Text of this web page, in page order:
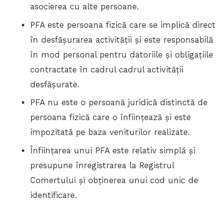
asocierea cu alte persoane.
PFA este persoana fizică care se implică direct
în desfășurarea activității și este responsabilă
în mod personal pentru datoriile și obligațiile
contractate în cadrul cadrul activității
desfășurate.
PFA nu este o persoană juridică distinctă de
persoana fizică care o înființează și este
impozitată pe baza veniturilor realizate.
Înființarea unui PFA este relativ simplă și
presupune înregistrarea la Registrul
Comertului și obținerea unui cod unic de
identificare.